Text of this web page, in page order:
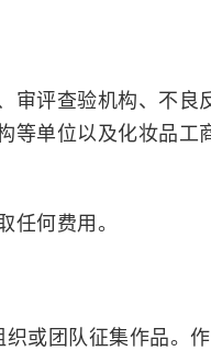
评查验机构、不良
等单位以及化妆品工
何费用。
团队征集作品。作